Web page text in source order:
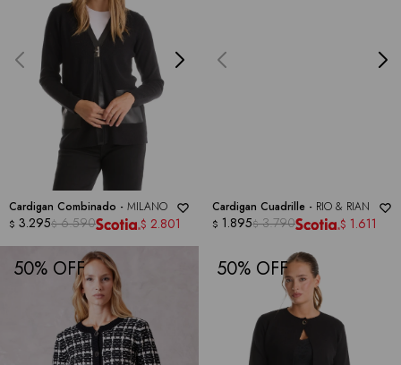
Cardigan Combinado - MILANO
$ 3.295$ 6.590 $ 2.801
Cardigan Cuadrille - RIO & RIAN
$ 1.895$ 3.790 $ 1.611
50 50